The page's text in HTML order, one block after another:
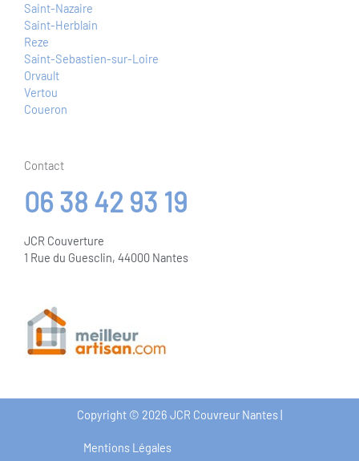
Saint-Nazaire
Saint-Herblain
Reze
Saint-Sebastien-sur-Loire
Orvault
Vertou
Coueron
Contact
06 38 42 93 19
JCR Couverture
1 Rue du Guesclin, 44000 Nantes
Copyright © 2026 JCR Couvreur Nantes |
Mentions Légales